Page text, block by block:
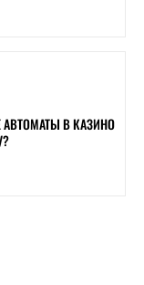
В КАЗИНО